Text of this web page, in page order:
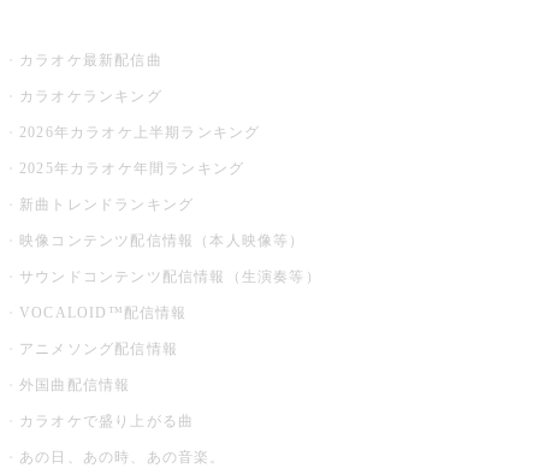
カラオケ最新配信曲
カラオケランキング
2026年カラオケ上半期ランキング
2025年カラオケ年間ランキング
新曲トレンドランキング
映像コンテンツ配信情報（本人映像等）
サウンドコンテンツ配信情報（生演奏等）
VOCALOID™配信情報
アニメソング配信情報
外国曲配信情報
カラオケで盛り上がる曲
あの日、あの時、あの音楽。